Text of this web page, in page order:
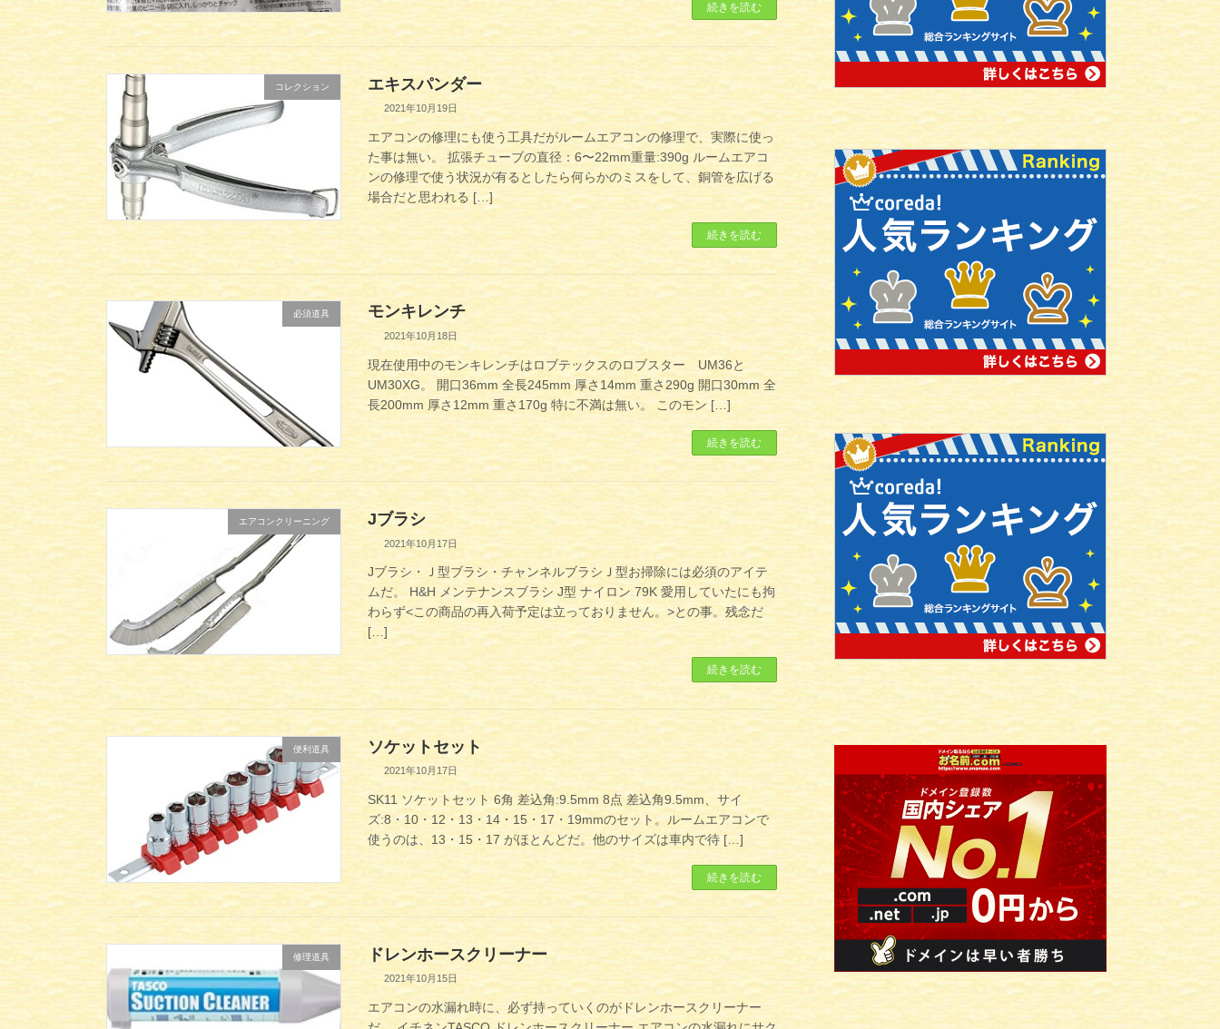
続きを読む
コレクション エキスパンダー
2021年10月19日
エアコンの修理にも使う工具だがルームエアコンの修理で、実際に使っ
た事は無い。 拡張チューブの直径：6〜22mm重量:‎390g ルームエアコ
ンの修理で使う状況が有るとしたら何らかのミスをして、銅管を広げる
場合だと思われる […]
続きを読む
必須道具 モンキレンチ
2021年10月18日
現在使用中のモンキレンチはロブテックスのロブスター UM36と
UM30XG。 開口36mm 全長245mm 厚さ14mm 重さ290g 開口30mm 全
長200mm 厚さ12mm 重さ170g 特に不満は無い。 このモン […]
続きを読む
エアコンクリーニング Jブラシ
2021年10月17日
Jブラシ・Ｊ型ブラシ・チャンネルブラシＪ型お掃除には必須のアイテ
ムだ。 H&H メンテナンスブラシ J型 ナイロン 79K 愛用していたにも拘
わらず<この商品の再入荷予定は立っておりません。>との事。残念だ
[…]
続きを読む
便利道具 ソケットセット
2021年10月17日
SK11 ソケットセット 6角 差込角:9.5mm 8点 差込角9.5mm、サイ
ズ:8・10・12・13・14・15・17・19mmのセット。ルームエアコンで
使うのは、13・15・17 がほとんどだ。他のサイズは車内で待 […]
続きを読む
修理道具 ドレンホースクリーナー
2021年10月15日
エアコンの水漏れ時に、必ず持っていくのがドレンホースクリーナー